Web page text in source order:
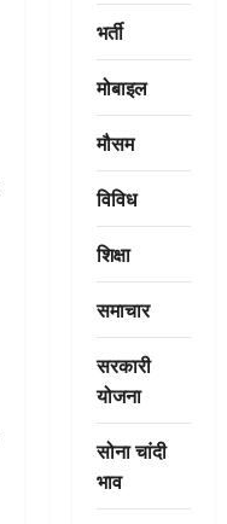
भर्ती
मोबाइल
मौसम
विविध
शिक्षा
समाचार
सरकारी
योजना
सोना चांदी
भाव